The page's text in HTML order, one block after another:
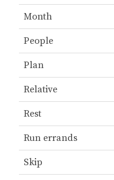
Month
People
Plan
Relative
Rest
Run errands
Skip